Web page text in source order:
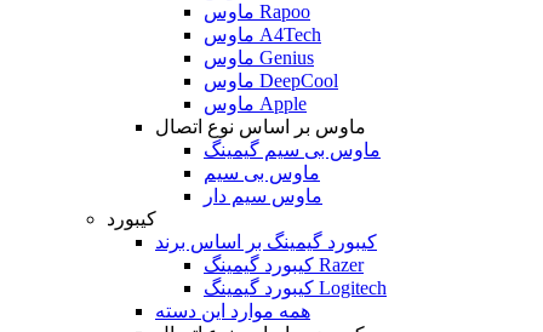
ماوس Rapoo
ماوس A4Tech
ماوس Genius
ماوس DeepCool
ماوس Apple
ماوس بر اساس نوع اتصال
ماوس بی سیم گیمینگ
ماوس بی سیم
ماوس سیم دار
کیبورد
کیبورد گیمینگ بر اساس برند
کیبورد گیمینگ Razer
کیبورد گیمینگ Logitech
همه موارد این دسته